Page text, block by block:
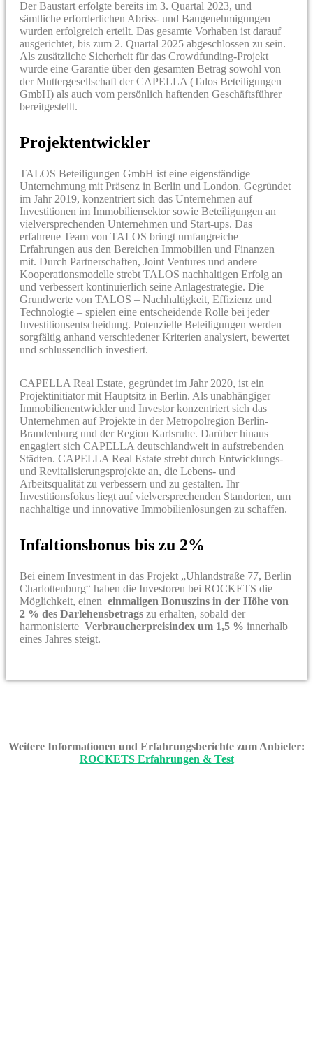
Der Baustart erfolgte bereits im 3. Quartal 2023, und
sämtliche erforderlichen Abriss- und Baugenehmigungen
wurden erfolgreich erteilt. Das gesamte Vorhaben ist darauf
ausgerichtet, bis zum 2. Quartal 2025 abgeschlossen zu sein.
Als zusätzliche Sicherheit für das Crowdfunding-Projekt
wurde eine Garantie über den gesamten Betrag sowohl von
der Muttergesellschaft der CAPELLA (Talos Beteiligungen
GmbH) als auch vom persönlich haftenden Geschäftsführer
bereitgestellt.
Projektentwickler
TALOS Beteiligungen GmbH ist eine eigenständige
Unternehmung mit Präsenz in Berlin und London. Gegründet
im Jahr 2019, konzentriert sich das Unternehmen auf
Investitionen im Immobiliensektor sowie Beteiligungen an
vielversprechenden Unternehmen und Start-ups. Das
erfahrene Team von TALOS bringt umfangreiche
Erfahrungen aus den Bereichen Immobilien und Finanzen
mit. Durch Partnerschaften, Joint Ventures und andere
Kooperationsmodelle strebt TALOS nachhaltigen Erfolg an
und verbessert kontinuierlich seine Anlagestrategie. Die
Grundwerte von TALOS – Nachhaltigkeit, Effizienz und
Technologie – spielen eine entscheidende Rolle bei jeder
Investitionsentscheidung. Potenzielle Beteiligungen werden
sorgfältig anhand verschiedener Kriterien analysiert, bewertet
und schlussendlich investiert.
CAPELLA Real Estate, gegründet im Jahr 2020, ist ein
Projektinitiator mit Hauptsitz in Berlin. Als unabhängiger
Immobilienentwickler und Investor konzentriert sich das
Unternehmen auf Projekte in der Metropolregion Berlin-
Brandenburg und der Region Karlsruhe. Darüber hinaus
engagiert sich CAPELLA deutschlandweit in aufstrebenden
Städten. CAPELLA Real Estate strebt durch Entwicklungs-
und Revitalisierungsprojekte an, die Lebens- und
Arbeitsqualität zu verbessern und zu gestalten. Ihr
Investitionsfokus liegt auf vielversprechenden Standorten, um
nachhaltige und innovative Immobilienlösungen zu schaffen.
Infaltionsbonus bis zu 2%
Bei einem Investment in das Projekt „Uhlandstraße 77, Berlin
Charlottenburg“ haben die Investoren bei ROCKETS die
Möglichkeit, einen einmaligen Bonuszins in der Höhe von
2 % des Darlehensbetrags zu erhalten, sobald der
harmonisierte Verbraucherpreisindex um 1,5 % innerhalb
eines Jahres steigt.
Weitere Informationen und Erfahrungsberichte zum Anbieter:
ROCKETS Erfahrungen & Test